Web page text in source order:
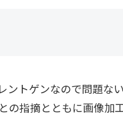
ントゲンなので問題な
指摘とともに画像加